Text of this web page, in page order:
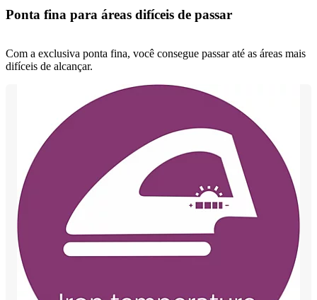
Ponta fina para áreas difíceis de passar
Com a exclusiva ponta fina, você consegue passar até as áreas mais
difíceis de alcançar.